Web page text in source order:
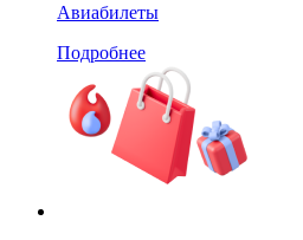
Авиабилеты
Подробнее